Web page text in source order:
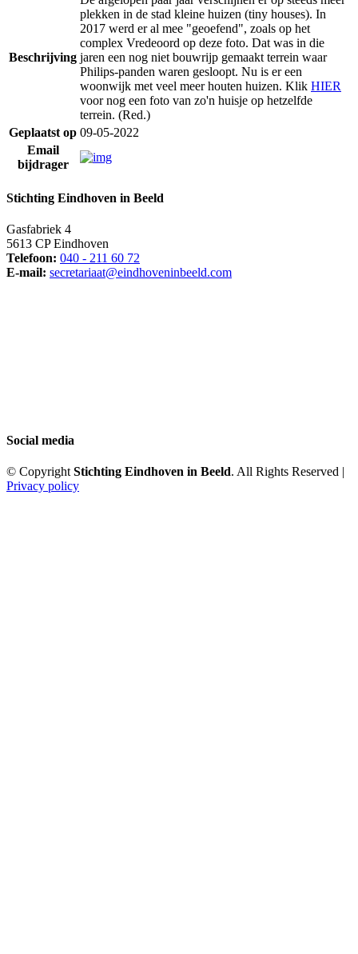
Beschrijving
plekken in de stad kleine huizen (tiny houses). In
2017 werd er al mee "geoefend", zoals op het
complex Vredeoord op deze foto. Dat was in die
jaren een nog niet bouwrijp gemaakt terrein waar
Philips-panden waren gesloopt. Nu is er een
woonwijk met veel meer houten huizen. Klik HIER
voor nog een foto van zo'n huisje op hetzelfde
terrein. (Red.)
Geplaatst op 09-05-2022
Email
bijdrager
Stichting Eindhoven in Beeld
Gasfabriek 4
5613 CP Eindhoven
Telefoon: 040 - 211 60 72
E-mail: secretariaat@eindhoveninbeeld.com
Social media
© Copyright Stichting Eindhoven in Beeld. All Rights Reserved |
Privacy policy